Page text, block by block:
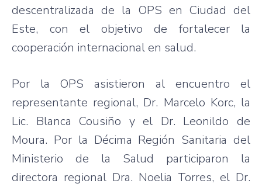
descentralizada de la OPS en Ciudad del
Este, con el objetivo de fortalecer la
cooperación internacional en salud.
Por la OPS asistieron al encuentro el
representante regional, Dr. Marcelo Korc, la
Lic. Blanca Cousiño y el Dr. Leonildo de
Moura. Por la Décima Región Sanitaria del
Ministerio de la Salud participaron la
directora regional Dra. Noelia Torres, el Dr.